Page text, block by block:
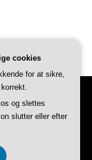
Refined
cookies
for at sikre,
og slettes
slutter eller efter